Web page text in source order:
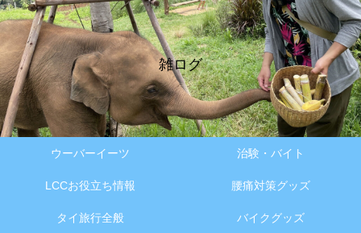
雑ログ
ウーバーイーツ 治験・バイト
LCCお役立ち情報 腰痛対策グッズ
タイ旅行全般 バイクグッズ